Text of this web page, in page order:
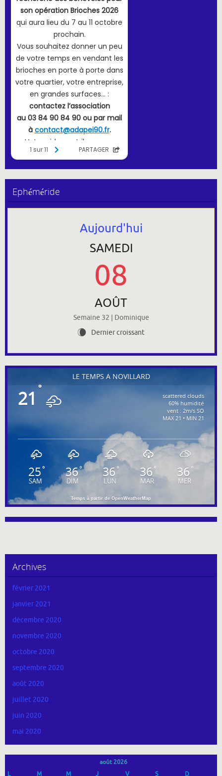
Ephéméride
Aujourd'hui
SAMEDI
08
AOÛT
Semaine 32 | Dominique
W Dernier croissant
LE TEMPS À NOVILLARD
21 °
scattered clouds
60% humidité
vent : 2m/s SO
MAX 21 • MIN 21
25°
SAM
36°
DIM
36°
LUN
36°
MAR
36°
MER
Temps à partir de OpenWeatherMap
Archives
février 2021
janvier 2021
décembre 2020
novembre 2020
octobre 2020
septembre 2020
août 2020
juillet 2020
juin 2020
mai 2020
août 2026
L
M M J V S D